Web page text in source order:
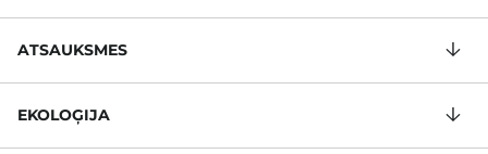
ATSAUKSMES
EKOLOĢIJA